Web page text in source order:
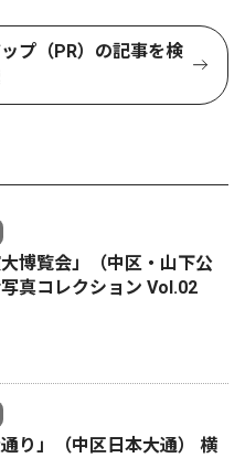
プ（PR）の記事を検
大博覧会」（中区・山下公
真コレクション Vol.02
通り」（中区日本大通） 横